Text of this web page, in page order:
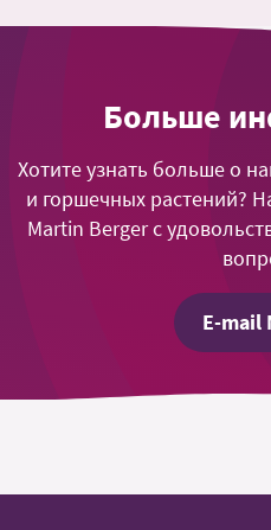
Больше
Хотите узнать больше о
и горшечных растений?
Martin Berger с
E-mail